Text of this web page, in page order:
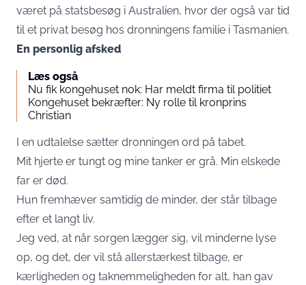
været på statsbesøg i Australien, hvor der også var tid
til et privat besøg hos dronningens familie i Tasmanien.
En personlig afsked
Læs også
Nu fik kongehuset nok: Har meldt firma til politiet
Kongehuset bekræfter: Ny rolle til kronprins
Christian
I en udtalelse sætter dronningen ord på tabet.
Mit hjerte er tungt og mine tanker er grå. Min elskede
far er død.
Hun fremhæver samtidig de minder, der står tilbage
efter et langt liv.
Jeg ved, at når sorgen lægger sig, vil minderne lyse
op, og det, der vil stå allerstærkest tilbage, er
kærligheden og taknemmeligheden for alt, han gav